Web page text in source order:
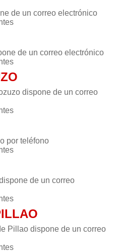
de un correo electrónico
de un correo electrónico
dispone de un correo
por teléfono
de un correo
Pillao dispone de un correo